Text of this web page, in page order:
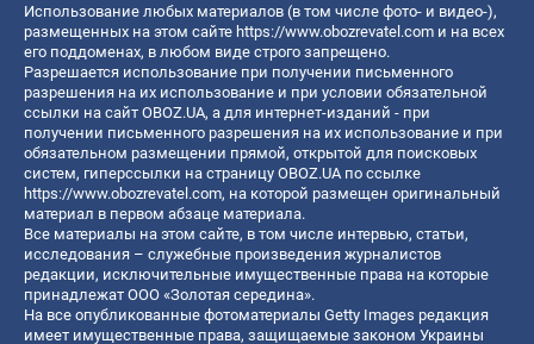
Использование любых материалов (в том числе фото- и видео-),
размещенных на этом сайте https://www.obozrevatel.com и на всех
его поддоменах, в любом виде строго запрещено.
Разрешается использование при получении письменного
разрешения на их использование и при условии обязательной
ссылки на сайт OBOZ.UA, а для интернет-изданий - при
получении письменного разрешения на их использование и при
обязательном размещении прямой, открытой для поисковых
систем, гиперссылки на страницу OBOZ.UA по ссылке
https://www.obozrevatel.com, на которой размещен оригинальный
материал в первом абзаце материала.
Все материалы на этом сайте, в том числе интервью, статьи,
исследования – служебные произведения журналистов
редакции, исключительные имущественные права на которые
принадлежат ООО «Золотая середина».
На все опубликованные фотоматериалы Getty Images редакция
имеет имущественные права, защищаемые законом Украины